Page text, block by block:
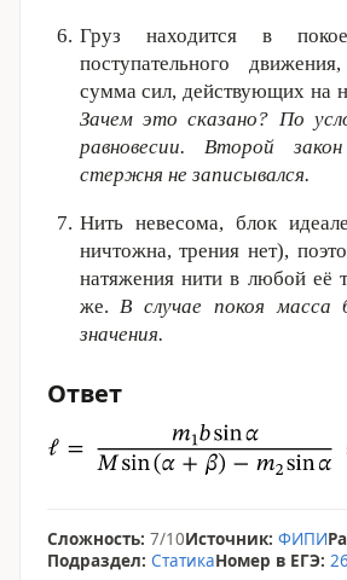
Груз находится в покое
поступательного
сумма сил, действующих на
Зачем это сказано? По
равновесии. Второй
стержня не записывался.
Нить невесома, блок
ничтожна, трения нет),
натяжения нити в любой её
же. В случае покоя масса
значения.
Ответ
Сложность: 7/10Источник: ФИПИ
Подраздел: СтатикаНомер в ЕГЭ: 26